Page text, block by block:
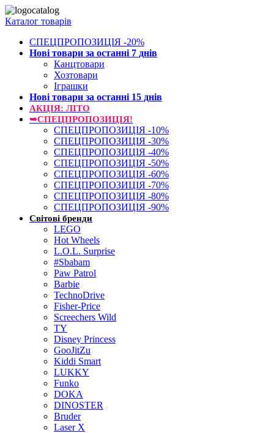
Каталог товарів
СПЕЦПРОПОЗИЦІЯ -20%
Нові товари за останнi 7 днiв
Канцтовари
Хозтовари
Іграшки
Нові товари за останнi 15 днiв
АКЦІЯ: ЛІТО
➥СПЕЦПРОПОЗИЦІЯ!
СПЕЦПРОПОЗИЦІЯ -10%
СПЕЦПРОПОЗИЦІЯ -30%
СПЕЦПРОПОЗИЦІЯ -40%
СПЕЦПРОПОЗИЦІЯ -50%
СПЕЦПРОПОЗИЦІЯ -60%
СПЕЦПРОПОЗИЦІЯ -70%
СПЕЦПРОПОЗИЦІЯ -80%
СПЕЦПРОПОЗИЦІЯ -90%
Світові бренди
LEGO
Hot Wheels
L.O.L. Surprise
#Sbabam
Paw Patrol
Barbie
TechnoDrive
Fisher-Price
Screechers Wild
TY
Disney Princess
GooJitZu
Kiddi Smart
LUKKY
Funko
DOKA
DINOSTER
Bruder
Laser X